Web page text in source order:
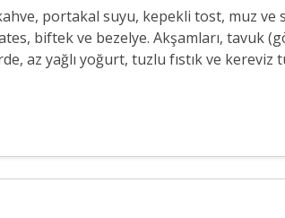
portakal suyu, kepekli tost, muz ve
biftek ve bezelye. Akşamları, tavuk
az yağlı yoğurt, tuzlu fıstık ve kereviz